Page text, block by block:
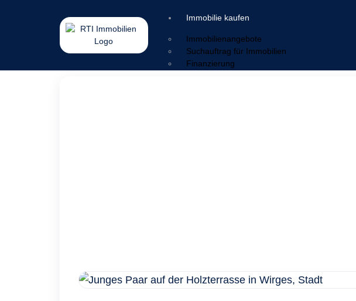
Immobilie kaufen
Immobilienangebote
Suchauftrag für Immobilien
Finanzierung
Unternehmen